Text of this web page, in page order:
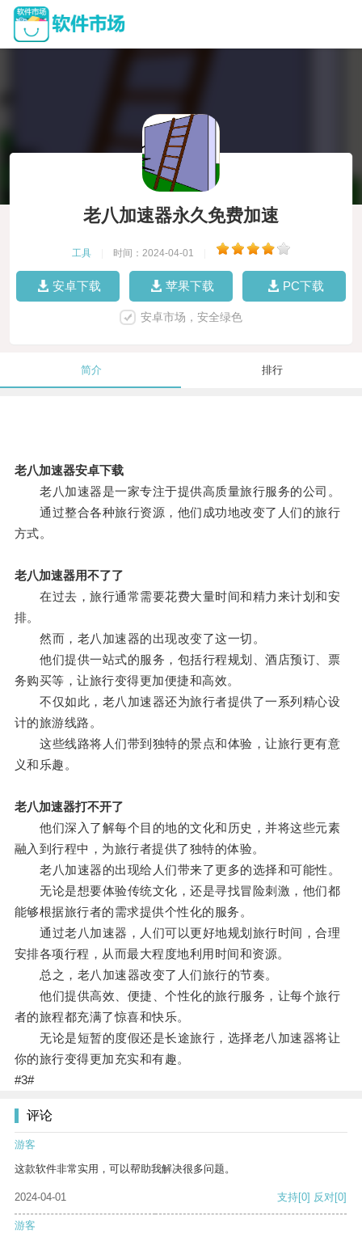
老八加速器永久免费加速
工具 时间：2024-04-01
安卓下载 苹果下载 PC下载
安卓市场，安全绿色
简介 排行
老八加速器安卓下载
老八加速器是一家专注于提供高质量旅行服务的公司。
通过整合各种旅行资源，他们成功地改变了人们的旅行
方式。
老八加速器用不了了
在过去，旅行通常需要花费大量时间和精力来计划和安
排。
然而，老八加速器的出现改变了这一切。
他们提供一站式的服务，包括行程规划、酒店预订、票
务购买等，让旅行变得更加便捷和高效。
不仅如此，老八加速器还为旅行者提供了一系列精心设
计的旅游线路。
这些线路将人们带到独特的景点和体验，让旅行更有意
义和乐趣。
老八加速器打不开了
他们深入了解每个目的地的文化和历史，并将这些元素
融入到行程中，为旅行者提供了独特的体验。
老八加速器的出现给人们带来了更多的选择和可能性。
无论是想要体验传统文化，还是寻找冒险刺激，他们都
能够根据旅行者的需求提供个性化的服务。
通过老八加速器，人们可以更好地规划旅行时间，合理
安排各项行程，从而最大程度地利用时间和资源。
总之，老八加速器改变了人们旅行的节奏。
他们提供高效、便捷、个性化的旅行服务，让每个旅行
者的旅程都充满了惊喜和快乐。
无论是短暂的度假还是长途旅行，选择老八加速器将让
你的旅行变得更加充实和有趣。
#3#
评论
游客
这款软件非常实用，可以帮助我解决很多问题。
2024-04-01 支持[0] 反对[0]
游客